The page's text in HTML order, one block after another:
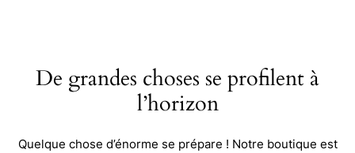
De grandes choses se profilent à
l’horizon
Quelque chose d’énorme se prépare ! Notre boutique est